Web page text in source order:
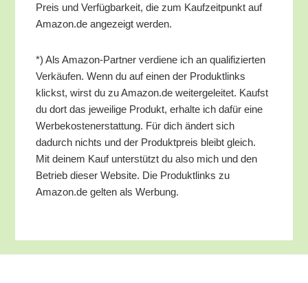
Preis und Ver­füg­bar­keit, die zum Kauf­zeit­punkt auf
Amazon.de ange­zeigt werden.
*) Als Ama­zon-Part­ner ver­die­ne ich an qua­li­fi­zier­ten
Ver­käu­fen. Wenn du auf einen der Pro­dukt­links
klickst, wirst du zu Amazon.de wei­ter­ge­lei­tet. Kaufst
du dort das jewei­li­ge Pro­dukt, erhal­te ich dafür eine
Wer­be­kos­ten­er­stat­tung. Für dich ändert sich
dadurch nichts und der Pro­dukt­preis bleibt gleich.
Mit dei­nem Kauf unter­stützt du also mich und den
Betrieb die­ser Web­site. Die Pro­dukt­links zu
Amazon.de gel­ten als Werbung.